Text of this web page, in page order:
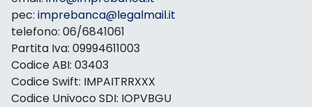
pec: imprebanca@legalmail.it
telefono: 06/6841061
Partita Iva: 09994611003
Codice ABI: 03403
Codice Swift: IMPAITRRXXX
Codice Univoco SDI: IOPVBGU